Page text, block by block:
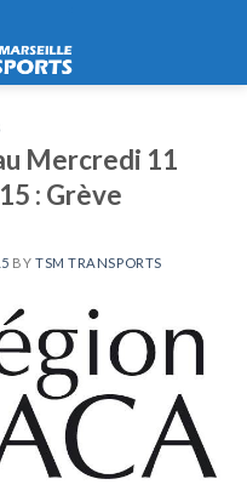
Mercredi 11
: Grève
BY TSM TRANSPORTS